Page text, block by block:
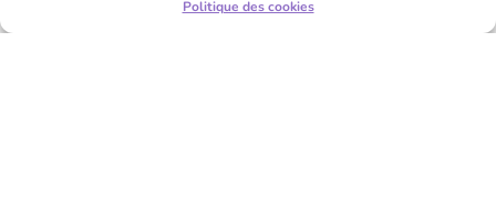
Politique des cookies